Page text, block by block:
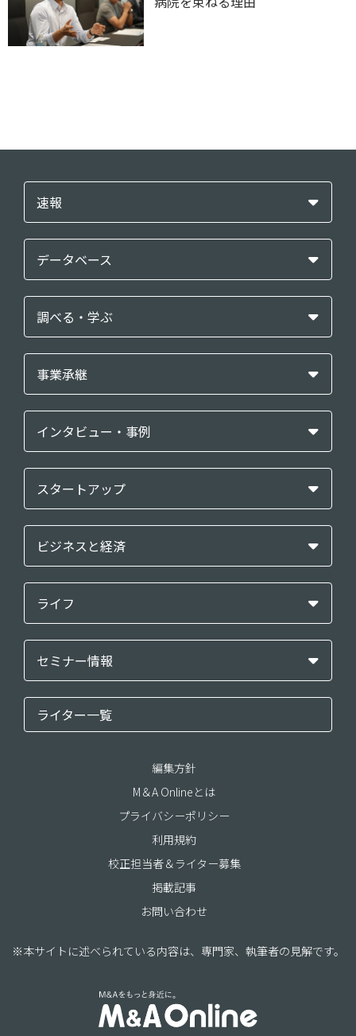
速報
データベース
調べる・学ぶ
事業承継
インタビュー・事例
スタートアップ
ビジネスと経済
ライフ
セミナー情報
ライター一覧
編集方針
M＆A Onlineとは
プライバシーポリシー
利用規約
校正担当者＆ライター募集
掲載記事
お問い合わせ
※本サイトに述べられている内容は、専門家、執筆者の見解です。